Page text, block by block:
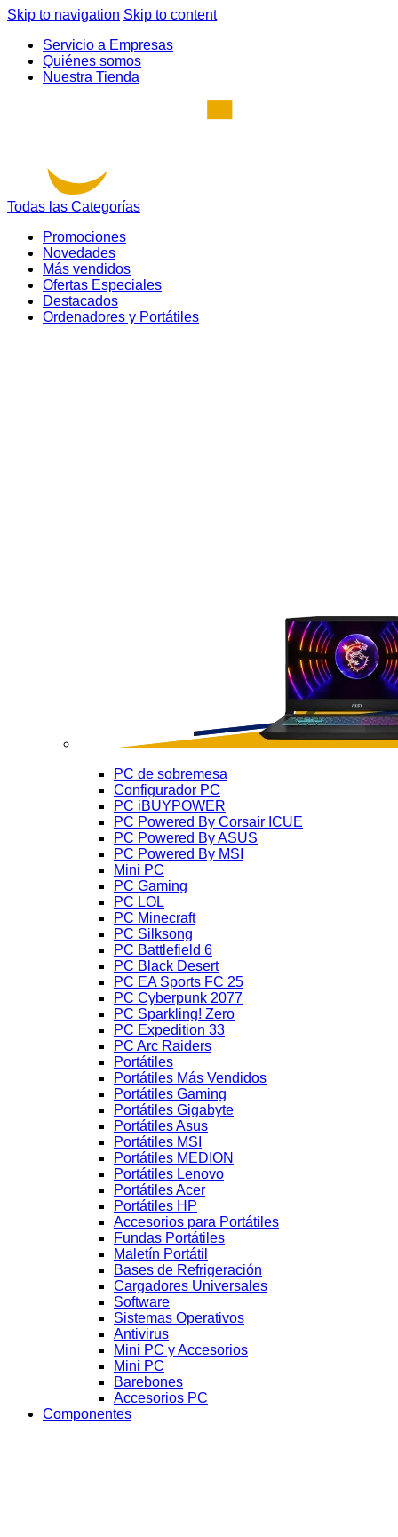
Skip to navigation Skip to content
Servicio a Empresas
Quiénes somos
Nuestra Tienda
Todas las Categorías
Promociones
Novedades
Más vendidos
Ofertas Especiales
Destacados
Ordenadores y Portátiles
PC de sobremesa
Configurador PC
PC iBUYPOWER
PC Powered By Corsair ICUE
PC Powered By ASUS
PC Powered By MSI
Mini PC
PC Gaming
PC LOL
PC Minecraft
PC Silksong
PC Battlefield 6
PC Black Desert
PC EA Sports FC 25
PC Cyberpunk 2077
PC Sparkling! Zero
PC Expedition 33
PC Arc Raiders
Portátiles
Portátiles Más Vendidos
Portátiles Gaming
Portátiles Gigabyte
Portátiles Asus
Portátiles MSI
Portátiles MEDION
Portátiles Lenovo
Portátiles Acer
Portátiles HP
Accesorios para Portátiles
Fundas Portátiles
Maletín Portátil
Bases de Refrigeración
Cargadores Universales
Software
Sistemas Operativos
Antivirus
Mini PC y Accesorios
Mini PC
Barebones
Accesorios PC
Componentes